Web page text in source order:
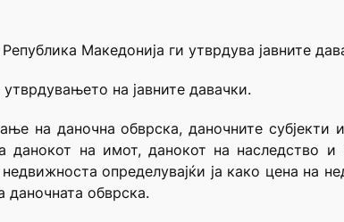
Македонија ги утврдува јавните
на јавните давачки.
на даночна обврска, даночните субјекти
данокот на имот, данокот на наследство и
определувајќи ја како цена на
даночната обврска.